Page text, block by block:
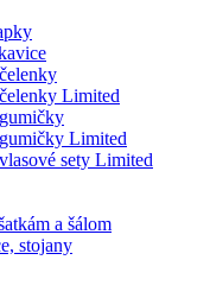
Limited
Limited
sety Limited
a šálom
stojany